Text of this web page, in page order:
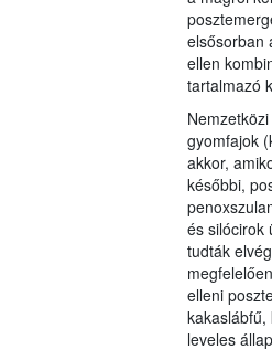
elsősorban
ellen
tartalmazó
gyomfajok
akkor,
későbbi,
és silócirok
tudták
elleni
kakaslábfű,
leveles